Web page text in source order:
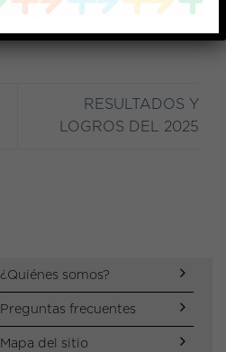
RESULTADOS Y
LOGROS DEL 2025
¿Quiénes somos?
Preguntas frecuentes
Mapa del sitio